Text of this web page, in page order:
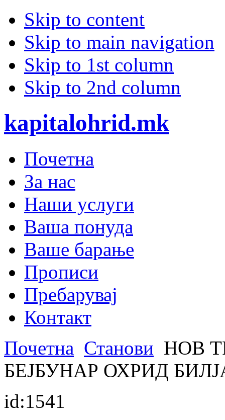
Skip to content
Skip to main navigation
Skip to 1st column
Skip to 2nd column
kapitalohrid.mk
Почетна
За нас
Наши услуги
Ваша понуда
Ваше барање
Прописи
Пребарувај
Контакт
Почетна Станови НОВ
БЕЈБУНАР ОХРИД
id:1541